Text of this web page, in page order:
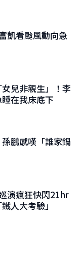
凱看颱風動向急
兒非親生」！李
在我床底下
鵬感嘆「誰家鍋
演瘋狂快閃21hr
人大考驗」